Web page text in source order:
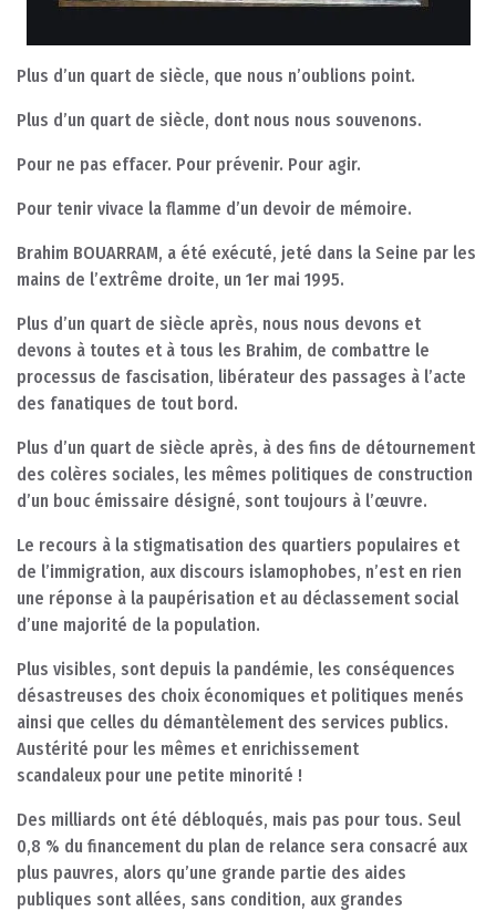
Plus d’un quart de siècle, que nous n’oublions point.
Plus d’un quart de siècle, dont nous nous souvenons.
Pour ne pas effacer. Pour prévenir. Pour agir.
Pour tenir vivace la flamme d’un devoir de mémoire.
Brahim BOUARRAM, a été exécuté, jeté dans la Seine par les
mains de l’extrême droite, un 1er mai 1995.
Plus d’un quart de siècle après, nous nous devons et
devons à toutes et à tous les Brahim, de combattre le
processus de fascisation, libérateur des passages à l’acte
des fanatiques de tout bord.
Plus d’un quart de siècle après, à des fins de détournement
des colères sociales, les mêmes politiques de construction
d’un bouc émissaire désigné, sont toujours à l’œuvre.
Le recours à la stigmatisation des quartiers populaires et
de l’immigration, aux discours islamophobes, n’est en rien
une réponse à la paupérisation et au déclassement social
d’une majorité de la population.
Plus visibles, sont depuis la pandémie, les conséquences
désastreuses des choix économiques et politiques menés
ainsi que celles du démantèlement des services publics.
Austérité pour les mêmes et enrichissement
scandaleux pour une petite minorité !
Des milliards ont été débloqués, mais pas pour tous. Seul
0,8 % du financement du plan de relance sera consacré aux
plus pauvres, alors qu’une grande partie des aides
publiques sont allées, sans condition, aux grandes